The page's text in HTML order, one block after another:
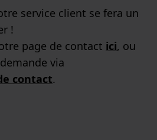
service client se fera un
!
page de contact ici, ou
via
contact.